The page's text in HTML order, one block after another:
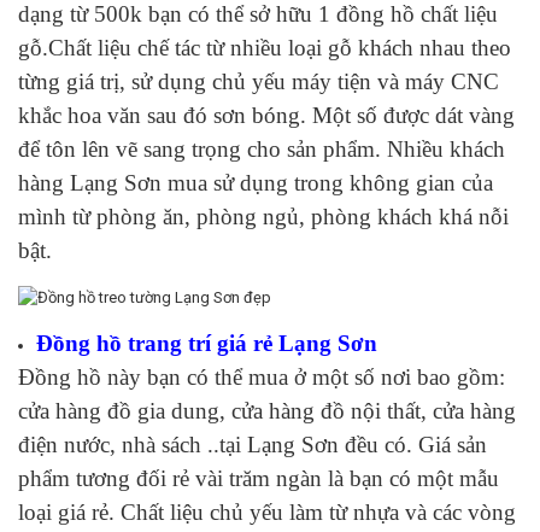
dạng từ 500k bạn có thể sở hữu 1 đồng hồ chất liệu
gỗ.Chất liệu chế tác từ nhiều loại gỗ khách nhau theo
từng giá trị, sử dụng chủ yếu máy tiện và máy CNC
khắc hoa văn sau đó sơn bóng. Một số được dát vàng
để tôn lên vẽ sang trọng cho sản phẩm. Nhiều khách
hàng Lạng Sơn mua sử dụng trong không gian của
mình từ phòng ăn, phòng ngủ, phòng khách khá nỗi
bật.
Đồng hồ trang trí giá rẻ Lạng Sơn
Đồng hồ này bạn có thể mua ở một số nơi bao gồm:
cửa hàng đồ gia dung, cửa hàng đồ nội thất, cửa hàng
điện nước, nhà sách ..tại Lạng Sơn đều có. Giá sản
phẩm tương đối rẻ vài trăm ngàn là bạn có một mẫu
loại giá rẻ. Chất liệu chủ yếu làm từ nhựa và các vòng